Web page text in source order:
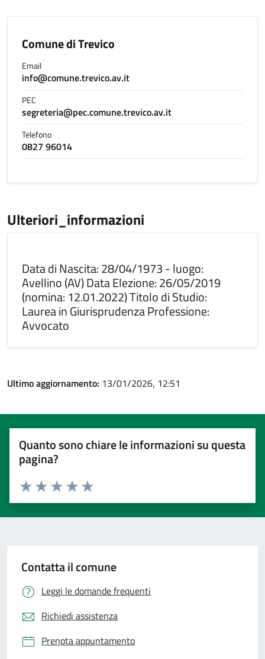
Comune di Trevico
Email
info@comune.trevico.av.it
PEC
segreteria@pec.comune.trevico.av.it
Telefono
0827 96014
Ulteriori_informazioni
Data di Nascita: 28/04/1973 - luogo:
Avellino (AV) Data Elezione: 26/05/2019
(nomina: 12.01.2022) Titolo di Studio:
Laurea in Giurisprudenza Professione:
Avvocato
Ultimo aggiornamento: 13/01/2026, 12:51
Quanto sono chiare le informazioni su questa
pagina?
Valuta 5 stelle su 5
Valuta 4 stelle su 5
Valuta 3 stelle su 5
Valuta 2 stelle su 5
Valuta 1 stelle su 5
Contatta il comune
Leggi le domande frequenti
Richiedi assistenza
Prenota appuntamento